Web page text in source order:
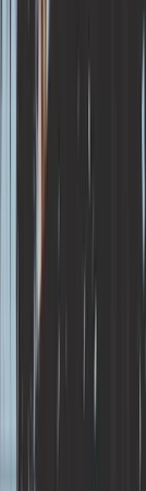
professionel
avec
du bâti, il
rejet.